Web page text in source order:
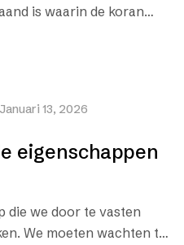
is waarin de koran
Januari 13, 2026
eigenschappen
die we door te vasten
We moeten wachten tot